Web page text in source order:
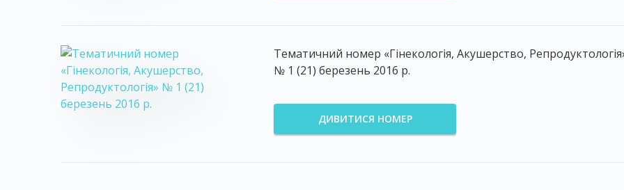
Тематичний номер «Гінекологія, Акушерство,
№ 1 (21) березень 2016 р.
ДИВИТИСЯ НОМЕР